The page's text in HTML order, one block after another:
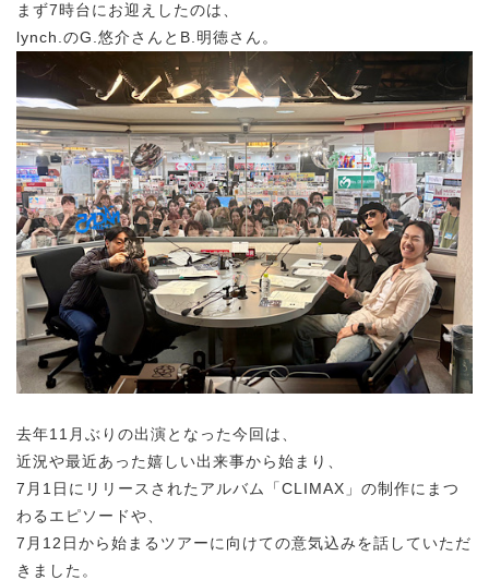
まず7時台にお迎えしたのは、
lynch.のG.悠介さんとB.明徳さん。
去年11月ぶりの出演となった今回は、
近況や最近あった嬉しい出来事から始まり、
7月1日にリリースされたアルバム「CLIMAX」の制作にまつ
わるエピソードや、
7月12日から始まるツアーに向けての意気込みを話していただ
きました。